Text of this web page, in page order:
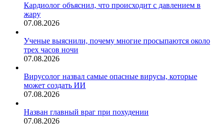
Кардиолог объяснил, что происходит с давлением в
жару
07.08.2026
Ученые выяснили, почему многие просыпаются около
трех часов ночи
07.08.2026
Вирусолог назвал самые опасные вирусы, которые
может создать ИИ
07.08.2026
Назван главный враг при похудении
07.08.2026